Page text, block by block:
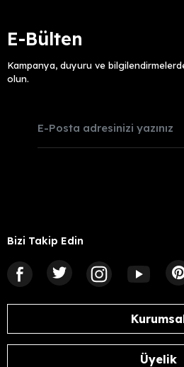
E-Bülten
Kampanya, duyuru ve
olun.
Bizi Takip Edin
Üyelik